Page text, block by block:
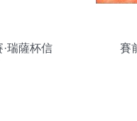
瑞薩杯信
賽